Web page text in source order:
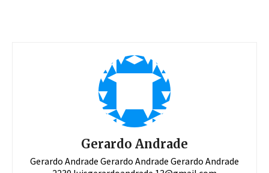
Gerardo Andrade
Gerardo Andrade Gerardo Andrade Gerardo Andrade